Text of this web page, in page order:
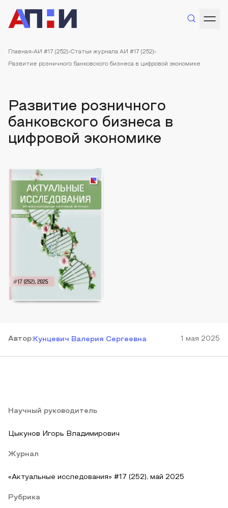
Главная АИ #17 (252) Статьи журнала АИ #17 (252)
Развитие розничного банковского бизнеса в цифровой экономике
Развитие розничного
банковского бизнеса в
цифровой экономике
Автор:Кунцевич Валерия Сергеевна 1 мая 2025
Научный руководитель
Цыкунов Игорь Владимирович
Журнал
«Актуальные исследования» #17 (252), май 2025
Рубрика